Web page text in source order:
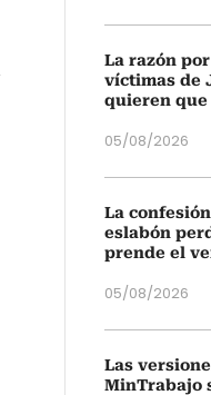
La razón
víctimas de
quieren
05/08/2026
La
eslabón
prende el
05/08/2026
Las
MinTrabajo